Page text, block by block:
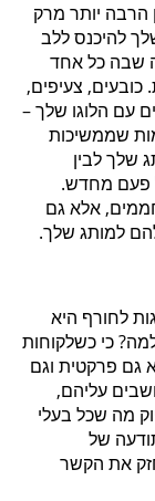
הרבה יותר מרק
להיכנס ללב
שבה כל אחד
צעיפים,
עם הלוגו שלך –
שממשיכות
שלך לבין
פעם מחדש.
אלא גם
למותג שלך.
לחורף היא
כי כשלקוחות
גם פרקטית וגם
עליהם,
מה שכל בעלי
של
את הקשר